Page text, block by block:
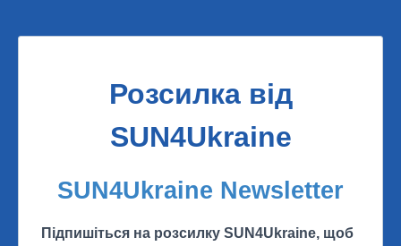
Розсилка від
SUN4Ukraine
SUN4Ukraine Newsletter
Підпишіться на розсилку SUN4Ukraine, щоб